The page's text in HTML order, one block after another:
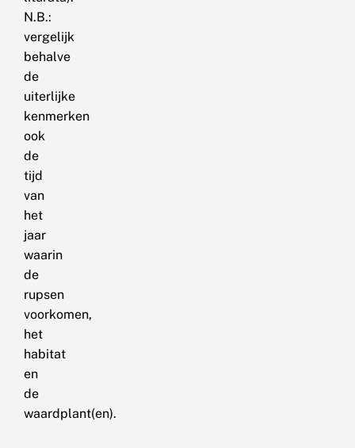
N.B.:
vergelijk
behalve
de
uiterlijke
kenmerken
ook
de
tijd
van
het
jaar
waarin
de
rupsen
voorkomen,
het
habitat
en
de
waardplant(en).